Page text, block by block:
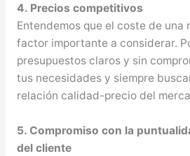
4. Precios competitivos
Entendemos que el coste de una
factor importante a considerar.
presupuestos claros y sin
tus necesidades y siempre
relación calidad-precio del
5. Compromiso con la
del cliente